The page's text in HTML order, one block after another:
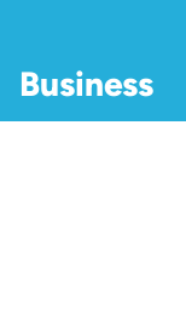
Business